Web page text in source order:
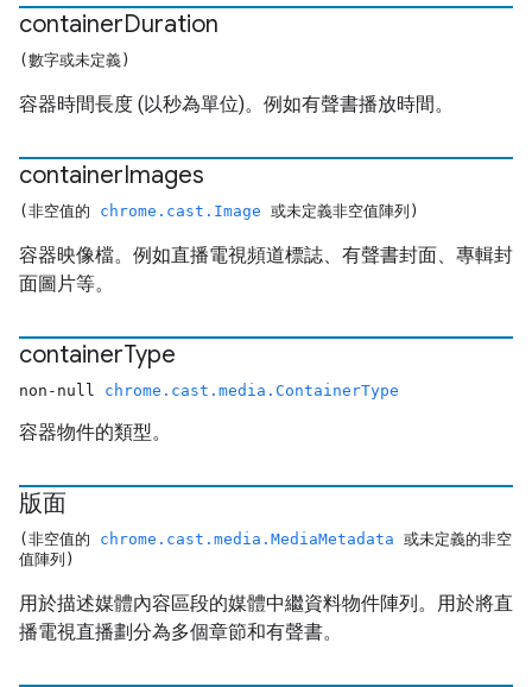
containerDuration
(數字或未定義)
容器時間長度 (以秒為單位)。例如有聲書播放時間。
containerImages
(非空值的 chrome.cast.Image 或未定義非空值陣列)
容器映像檔。例如直播電視頻道標誌、有聲書封面、專輯封
面圖片等。
containerType
non-null chrome.cast.media.ContainerType
容器物件的類型。
版面
(非空值的 chrome.cast.media.MediaMetadata 或未定義的非空
值陣列)
用於描述媒體內容區段的媒體中繼資料物件陣列。用於將直
播電視直播劃分為多個章節和有聲書。